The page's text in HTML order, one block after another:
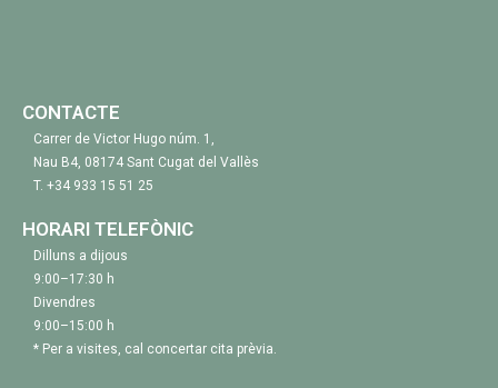
CONTACTE
Carrer de Victor Hugo núm. 1,
Nau B4, 08174 Sant Cugat del Vallès
T. +34 933 15 51 25
HORARI TELEFÒNIC
Dilluns a dijous
9:00–17:30 h
Divendres
9:00–15:00 h
* Per a visites, cal concertar cita prèvia.